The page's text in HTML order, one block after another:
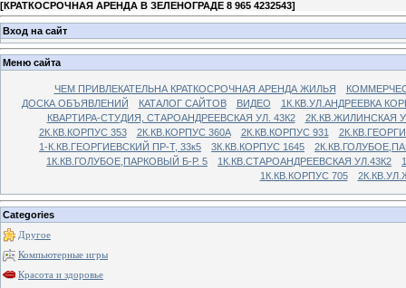
[КРАТКОСРОЧНАЯ АРЕНДА В ЗЕЛЕНОГРАДЕ 8 965 4232543]
Вход на сайт
Меню сайта
ЧЕМ ПРИВЛЕКАТЕЛЬНА КРАТКОСРОЧНАЯ АРЕНДА ЖИЛЬЯ
ДОСКА ОБЪЯВЛЕНИЙ
КАТАЛОГ САЙТОВ ВИДЕО
1К.КВ.УЛ.АНДРЕЕВКА
КВАРТИРА-СТУДИЯ, СТАРОАНДРЕЕВСКАЯ УЛ. 43К2
2К.КВ.ЖИЛИНСКАЯ
2К.КВ.КОРПУС 353
2К.КВ.КОРПУС 360А 2К.КВ.КОРПУС 931
1-К.КВ.ГЕОРГИЕВСКИЙ ПР-Т, 33к5
3К.КВ.КОРПУС 1645
1К.КВ.ГОЛУБОЕ,ПАРКОВЫЙ Б-Р. 5
1К.КВ.СТАРОАНДРЕЕВСКАЯ УЛ.43К2
1К.КВ.КОРПУС 705
Categories
Другое
Компьютерные игры
Красота и здоровье